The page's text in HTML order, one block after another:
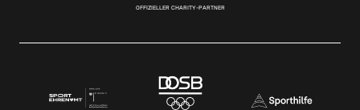
OFFIZIELLER CHARITY-PARTNER